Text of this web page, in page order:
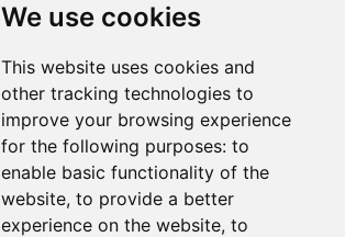
We use cookies
This website uses cookies and
other tracking technologies to
improve your browsing experience
for the following purposes: to
enable basic functionality of the
website, to provide a better
experience on the website, to